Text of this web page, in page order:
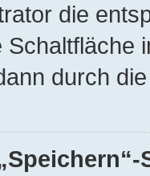
die
Schaltfläche
durch